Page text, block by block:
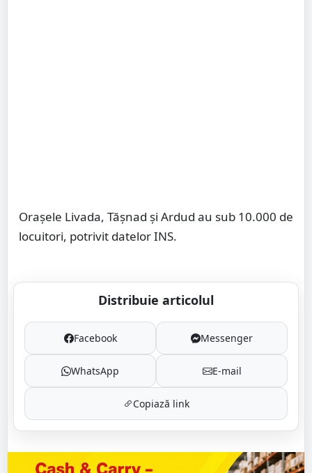
Orașele Livada, Tășnad și Ardud au sub 10.000 de
locuitori, potrivit datelor INS.
Distribuie articolul
Facebook Messenger
WhatsApp E-mail
Copiază link